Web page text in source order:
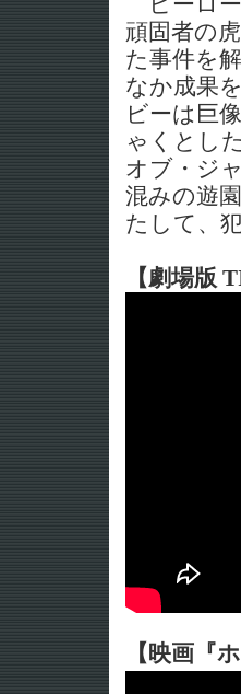
頑固者の
た事件を
なか成果
ビーは巨
ゃくとし
オブ・ジ
混みの遊
たして、
【劇場版
【映画『